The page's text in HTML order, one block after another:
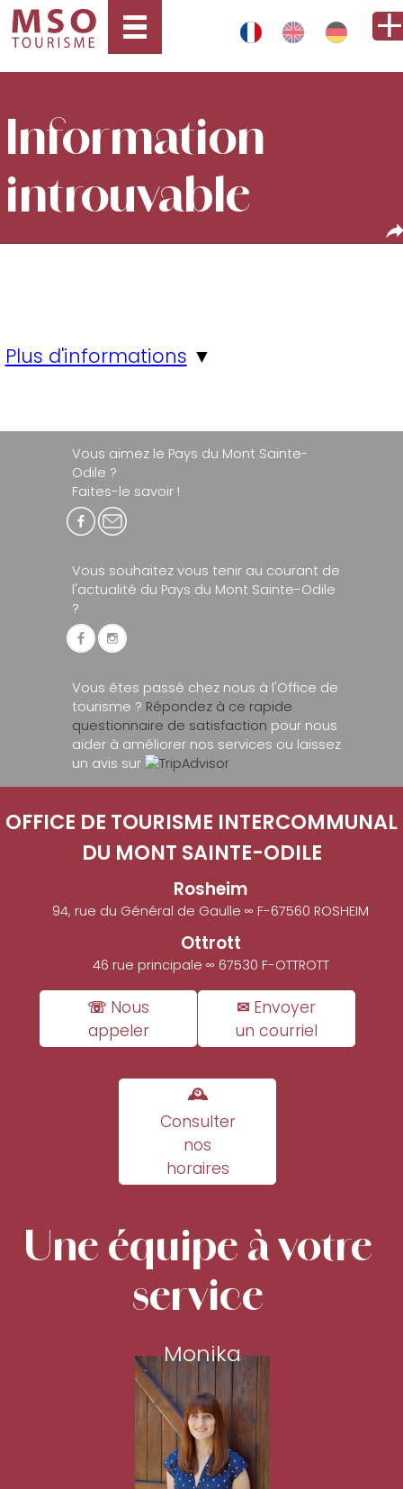
Information
introuvable
Plus d'informations ▼
Vous aimez le Pays du Mont Sainte-
Odile ?
Faites-le savoir !
Vous souhaitez vous tenir au courant de
l'actualité du Pays du Mont Sainte-Odile
?
Vous êtes passé chez nous à l'Office de
tourisme ? Répondez à ce rapide
questionnaire de satisfaction pour nous
aider à améliorer nos services ou laissez
un avis sur
OFFICE DE TOURISME INTERCOMMUNAL
DU MONT SAINTE-ODILE
Rosheim
94, rue du Général de Gaulle ∞ F-67560 ROSHEIM
Ottrott
46 rue principale ∞ 67530 F-OTTROTT
☏ Nous
appeler
✉ Envoyer
un courriel
🕰
Consulter
nos
horaires
Une équipe à votre
service
Monika